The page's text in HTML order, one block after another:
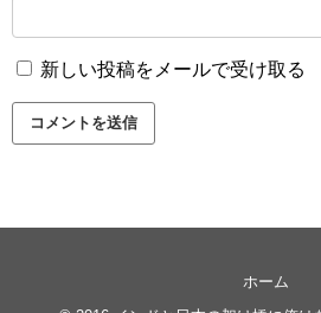
新しい投稿をメールで受け取る
ホーム